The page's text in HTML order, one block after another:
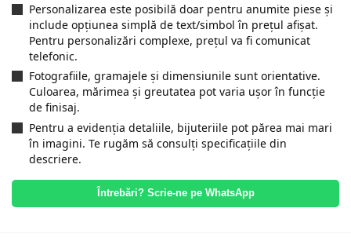
Personalizarea este posibilă doar pentru anumite piese și
include opțiunea simplă de text/simbol în prețul afișat.
Pentru personalizări complexe, prețul va fi comunicat
telefonic.
Fotografiile, gramajele și dimensiunile sunt orientative.
Culoarea, mărimea și greutatea pot varia ușor în funcție
de finisaj.
Pentru a evidenția detaliile, bijuteriile pot părea mai mari
în imagini. Te rugăm să consulți specificațiile din
descriere.
Întrebări? Scrie-ne pe WhatsApp